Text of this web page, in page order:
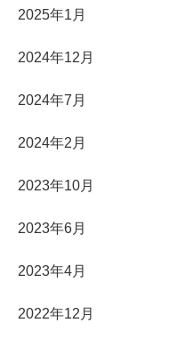
2025年1月
2024年12月
2024年7月
2024年2月
2023年10月
2023年6月
2023年4月
2022年12月